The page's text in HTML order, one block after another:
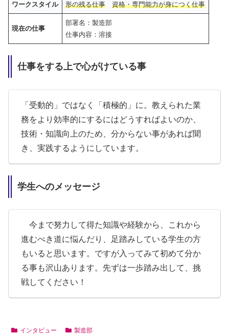
ワークスタイル 形の残る仕事 資格・専門能力が身につく仕事
現在の仕事
部署名：製造部
仕事内容：溶接
仕事をする上で心がけている事
「受動的」ではなく「積極的」に。教えられた業
務をより効率的にするにはどうすればよいのか、
技術・知識向上のため、分からない事があれば聞
き、実践するようにしています。
学生へのメッセージ
今まで努力して得た知識や経験から、これから
進むべき道に悩んだり、足踏みしている学生の方
もいると思います。ですが入ってみて初めて分か
る事も沢山あります。先ずは一歩踏み出して、挑
戦してください！
インタビュー 製造部